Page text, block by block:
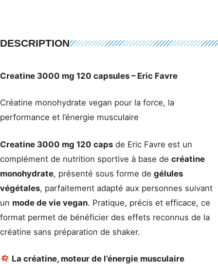
DESCRIPTION
Creatine 3000 mg 120 capsules – Eric Favre
Créatine monohydrate vegan pour la force, la
performance et l’énergie musculaire
Creatine 3000 mg 120 caps de Eric Favre est un
complément de nutrition sportive à base de créatine
monohydrate, présenté sous forme de gélules
végétales, parfaitement adapté aux personnes suivant
un mode de vie vegan. Pratique, précis et efficace, ce
format permet de bénéficier des effets reconnus de la
créatine sans préparation de shaker.
La créatine, moteur de l’énergie musculaire